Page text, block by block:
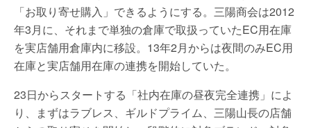
「お取り寄せ購入」できるようにする。三陽商会は2012
年3月に、それまで単独の倉庫で取扱っていたEC用在庫
を実店舗用倉庫内に移設。13年2月からは夜間のみEC用
在庫と実店舗用在庫の連携を開始していた。
23日からスタートする「社内在庫の昼夜完全連携」によ
り、まずはラブレス、ギルドプライム、三陽山長の店舗